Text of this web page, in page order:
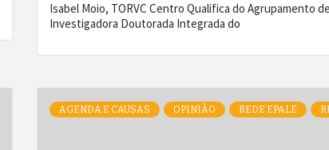
Isabel Moio, TORVC Centro Qualifica do Agrupamento
Investigadora Doutorada Integrada do
AGENDA E CAUSAS OPINIÃO REDE EPALE